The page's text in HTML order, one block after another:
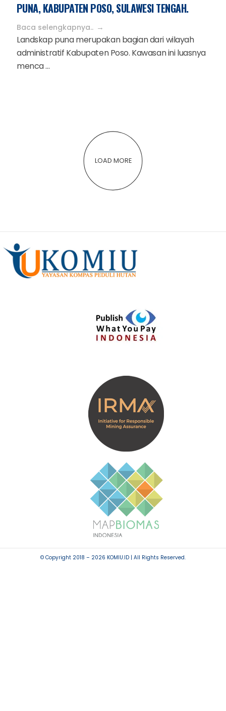
PUNA, KABUPATEN POSO, SULAWESI TENGAH.
Baca selengkapnya..
Landskap puna merupakan bagian dari wilayah
administratif Kabupaten Poso. Kawasan ini luasnya
menca ...
LOAD MORE
© Copyright 2018 – 2026 KOMIU.ID | All Rights Reserved.